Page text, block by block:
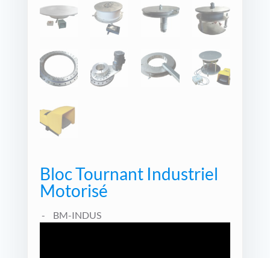
Bloc Tournant Industriel
Motorisé
BM-INDUS